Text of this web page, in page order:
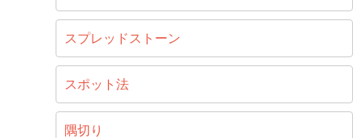
スプレッドストーン
スポット法
隅切り